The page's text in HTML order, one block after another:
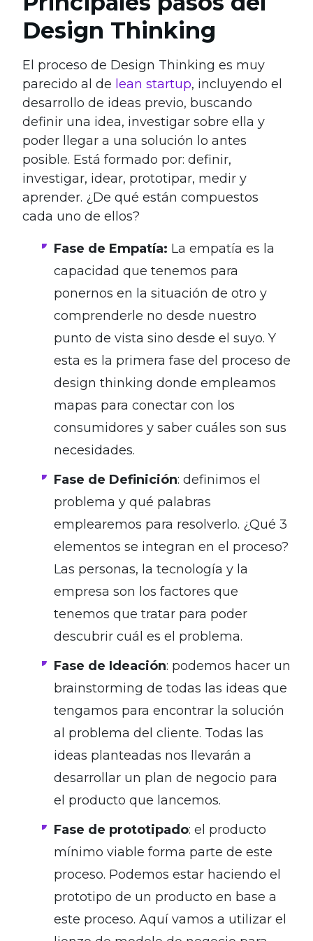
Design Thinking
El proceso de Design Thinking es muy
parecido al de lean startup, incluyendo el
desarrollo de ideas previo, buscando
definir una idea, investigar sobre ella y
poder llegar a una solución lo antes
posible. Está formado por: definir,
investigar, idear, prototipar, medir y
aprender. ¿De qué están compuestos
cada uno de ellos?
Fase de Empatía: La empatía es la
capacidad que tenemos para
ponernos en la situación de otro y
comprenderle no desde nuestro
punto de vista sino desde el suyo. Y
esta es la primera fase del proceso de
design thinking donde empleamos
mapas para conectar con los
consumidores y saber cuáles son sus
necesidades.
Fase de Definición: definimos el
problema y qué palabras
emplearemos para resolverlo. ¿Qué 3
elementos se integran en el proceso?
Las personas, la tecnología y la
empresa son los factores que
tenemos que tratar para poder
descubrir cuál es el problema.
Fase de Ideación: podemos hacer un
brainstorming de todas las ideas que
tengamos para encontrar la solución
al problema del cliente. Todas las
ideas planteadas nos llevarán a
desarrollar un plan de negocio para
el producto que lancemos.
Fase de prototipado: el producto
mínimo viable forma parte de este
proceso. Podemos estar haciendo el
prototipo de un producto en base a
este proceso. Aquí vamos a utilizar el